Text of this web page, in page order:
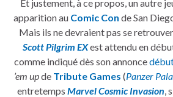
Et justement, à ce propos, un autre
apparition au Comic Con de San
Mais ils ne devraient pas se
Scott Pilgrim EXest attendu en
comme indiqué dès son annonce
’em upde Tribute Games (Panzer
entretemps Marvel Cosmic Invasion ,